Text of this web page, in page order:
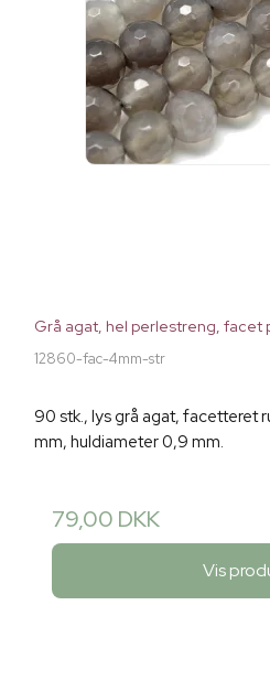
Grå agat, hel perlestreng, facet
12860-fac-4mm-str
90 stk., lys grå agat, facetteret
mm, huldiameter 0,9 mm.
79,00 DKK
Vis